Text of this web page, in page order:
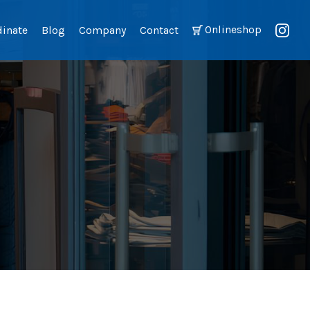
Onlineshop
Blog Company Contact